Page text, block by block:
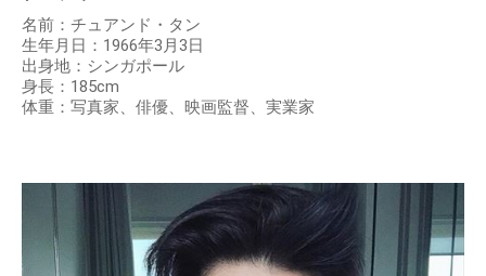
出典： https://twitter.com
プロフィール